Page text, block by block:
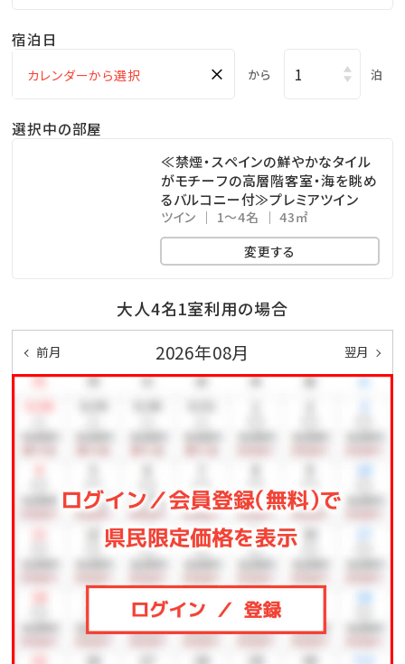
は、ご利用をお断りさせていただく場合もございます。
更させて頂く場合がございます。
ご利用の前にホテル公式ホームページ又はホテルま
で直接お問合せください。
◆各種注意点や詳細は、公式HPにてご確認ください☆
宿泊日
× から 泊
選択中の部屋
≪禁煙・スペインの鮮やかなタイル
がモチーフの高層階客室・海を眺め
るバルコニー付≫プレミアツイン
ツイン 1～4名
43㎡
変更する
大人4名1室利用の場合
前月 2026年08月 翌月